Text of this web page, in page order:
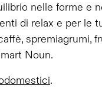
nelle forme e
di relax e per le
spremiagrumi,
Noun.
.